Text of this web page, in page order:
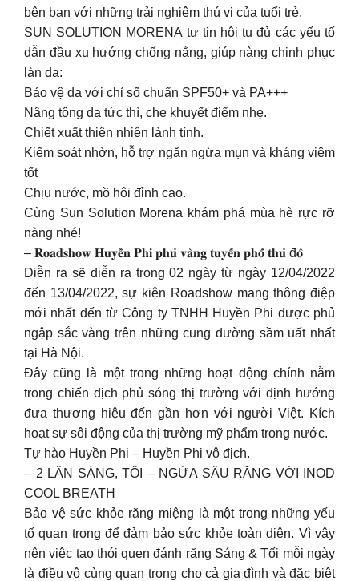
bên bạn với những trải nghiệm thú vị của tuổi trẻ.
SUN SOLUTION MORENA tự tin hội tụ đủ các yếu tố
dẫn đầu xu hướng chống nắng, giúp nàng chinh phục
làn da:
Bảo vệ da với chỉ số chuẩn SPF50+ và PA+++
Nâng tông da tức thì, che khuyết điểm nhẹ.
Chiết xuất thiên nhiên lành tính.
Kiểm soát nhờn, hỗ trợ ngăn ngừa mụn và kháng viêm
tốt
Chịu nước, mồ hôi đỉnh cao.
Cùng Sun Solution Morena khám phá mùa hè rực rỡ
nàng nhé!
– 𝐑𝐨𝐚𝐝𝐬𝐡𝐨𝐰 𝐇𝐮𝐲𝐞̂̀𝐧 𝐏𝐡𝐢 𝐩𝐡𝐮̉ 𝐯𝐚̀𝐧𝐠 𝐭𝐮𝐲𝐞̂́𝐧 𝐩𝐡𝐨̂́ 𝐭𝐡𝐮̉ đ𝐨̂
Diễn ra sẽ diễn ra trong 02 ngày từ ngày 12/04/2022
đến 13/04/2022, sự kiện Roadshow mang thông điệp
mới nhất đến từ Công ty TNHH Huyền Phi được phủ
ngập sắc vàng trên những cung đường sầm uất nhất
tại Hà Nội.
Đây cũng là một trong những hoạt động chính nằm
trong chiến dịch phủ sóng thị trường với định hướng
đưa thương hiệu đến gần hơn với người Việt. Kích
hoạt sự sôi động của thị trường mỹ phẩm trong nước.
Tự hào Huyền Phi – Huyền Phi vô địch.
– 2 LẦN SÁNG, TỐI – NGỪA SÂU RĂNG VỚI INOD
COOL BREATH
Bảo vệ sức khỏe răng miệng là một trong những yếu
tố quan trọng để đảm bảo sức khỏe toàn diện. Vì vậy
nên việc tạo thói quen đánh răng Sáng & Tối mỗi ngày
là điều vô cùng quan trọng cho cả gia đình và đặc biệt